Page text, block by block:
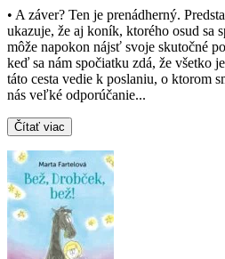
• A záver? Ten je prenádherný.
ukazuje, že aj koník, ktorého osud sa
môže napokon nájsť svoje skutočné
keď sa nám spočiatku zdá, že všetko
táto cesta vedie k poslaniu, o ktorom
nás veľké odporúčanie...
Čítať viac